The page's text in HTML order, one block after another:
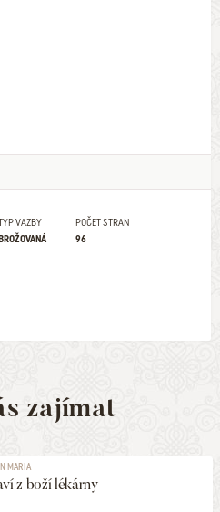
VAZBY
POČET STRAN
96
zajímat
MARIA
z boží lékárny